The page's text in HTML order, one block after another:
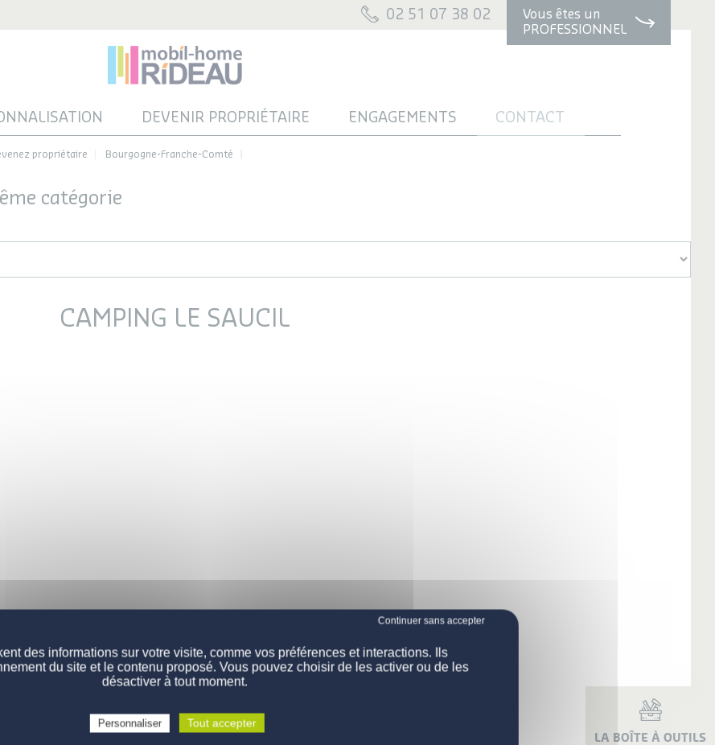
02 51 07 38 02
Vous êtes un
PROFESSIONNEL
DEVENIR PROPRIÉTAIRE ENGAGEMENTS CONTACT
LA BOÎTE À OUTILS
propriétaire Bourgogne-Franche-Comté
catégorie
CAMPING LE SAUCIL
des informations sur votre visite, comme vos préférences et interactions. Ils
du site et le contenu proposé. Vous pouvez choisir de les activer ou de les
désactiver à tout moment.
Tout accepter
Personnaliser